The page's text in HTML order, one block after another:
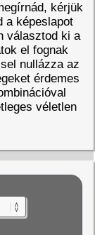
kérjük
a képeslapot
választod ki a
el fognak
nullázza az
érdemes
véletlen